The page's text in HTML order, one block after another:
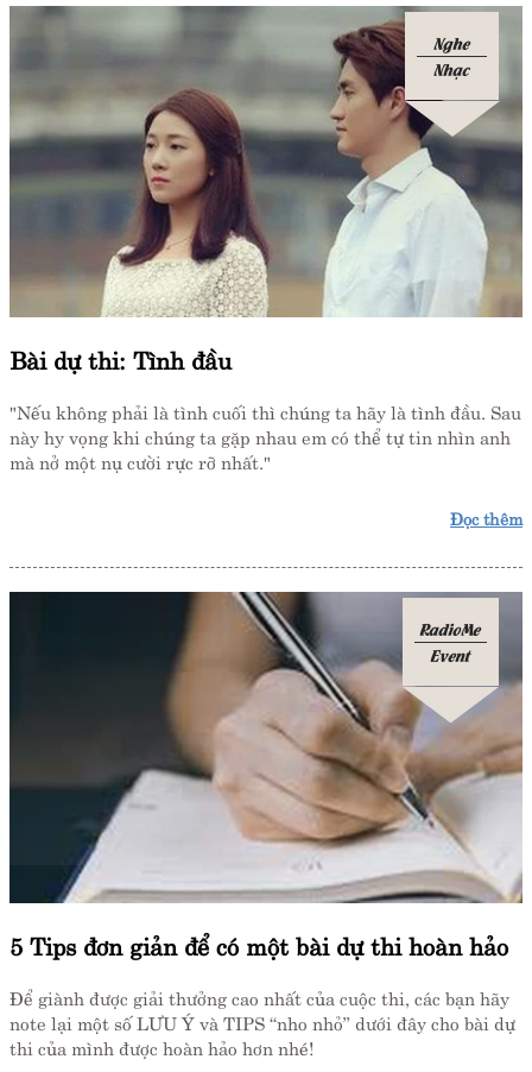
Nghe
Nhạc
Bài dự thi: Tình đầu
"Nếu không phải là tình cuối thì chúng ta hãy là tình đầu. Sau
này hy vọng khi chúng ta gặp nhau em có thể tự tin nhìn anh
mà nở một nụ cười rực rỡ nhất."
Đọc thêm
RadioMe
Event
5 Tips đơn giản để có một bài dự thi hoàn hảo
Để giành được giải thưởng cao nhất của cuộc thi, các bạn hãy
note lại một số LƯU Ý và TIPS “nho nhỏ” dưới đây cho bài dự
thi của mình được hoàn hảo hơn nhé!